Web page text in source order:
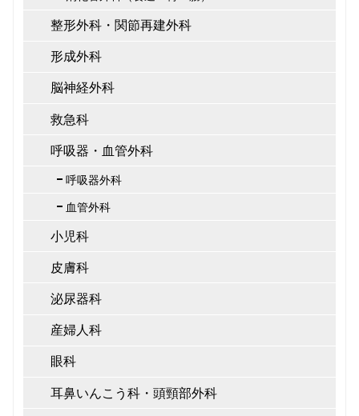
整形外科・関節再建外科
形成外科
脳神経外科
救急科
呼吸器・血管外科
呼吸器外科
血管外科
小児科
皮膚科
泌尿器科
産婦人科
眼科
耳鼻いんこう科・頭頸部外科